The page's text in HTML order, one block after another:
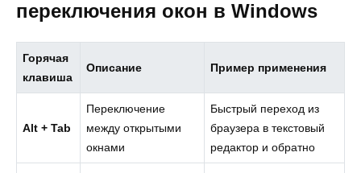
переключения окон в Windows
Горячая
клавиша
Описание Пример применения
Alt + Tab
Переключение
между открытыми
окнами
Быстрый переход из
браузера в текстовый
редактор и обратно